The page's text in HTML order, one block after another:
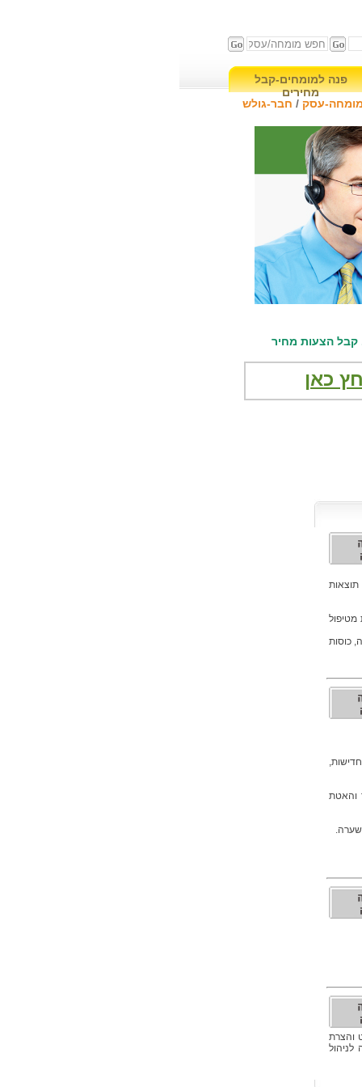
פנה למומחים-קבל
מחירים
מומחה-עסק / חבר-גולש
קבל הצעות מחיר
כאן
תוצאות
מטיפול
כוסות
והאטת
והצרת